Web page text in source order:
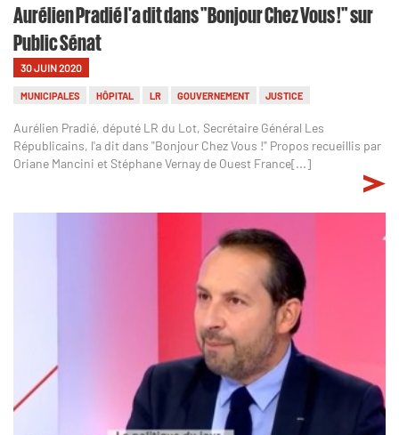
Aurélien Pradié l'a dit dans "Bonjour Chez Vous !" sur
Public Sénat
30 JUIN 2020
MUNICIPALES HÔPITAL LR GOUVERNEMENT JUSTICE
Aurélien Pradié, député LR du Lot, Secrétaire Général Les
Républicains, l'a dit dans "Bonjour Chez Vous !" Propos recueillis par
Oriane Mancini et Stéphane Vernay de Ouest France[...]